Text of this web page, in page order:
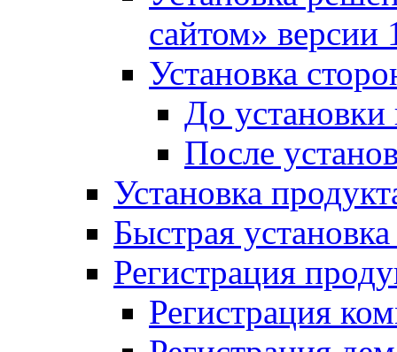
сайтом»
Установка
До установки
После
Установка
Быстрая
Регистрация
Регистрация